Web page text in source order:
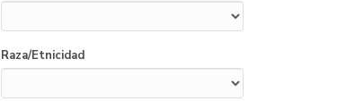
Raza/Etnicidad